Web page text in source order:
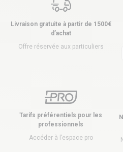
Livraison gratuite à partir de 1500€
d’achat
Offre réservée aux particuliers
Tarifs préférentiels pour les
professionnels
Accéder à l’espace pro